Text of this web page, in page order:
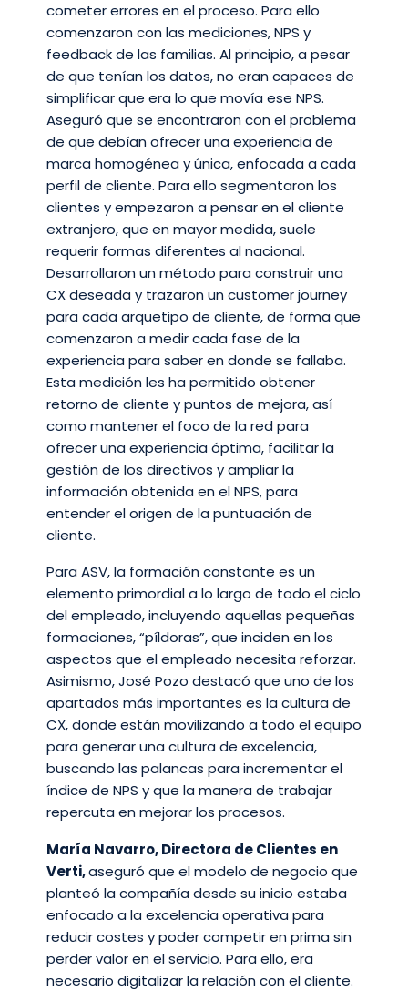
cometer errores en el proceso. Para ello
comenzaron con las mediciones, NPS y
feedback de las familias. Al principio, a pesar
de que tenían los datos, no eran capaces de
simplificar que era lo que movía ese NPS.
Aseguró que se encontraron con el problema
de que debían ofrecer una experiencia de
marca homogénea y única, enfocada a cada
perfil de cliente. Para ello segmentaron los
clientes y empezaron a pensar en el cliente
extranjero, que en mayor medida, suele
requerir formas diferentes al nacional.
Desarrollaron un método para construir una
CX deseada y trazaron un customer journey
para cada arquetipo de cliente, de forma que
comenzaron a medir cada fase de la
experiencia para saber en donde se fallaba.
Esta medición les ha permitido obtener
retorno de cliente y puntos de mejora, así
como mantener el foco de la red para
ofrecer una experiencia óptima, facilitar la
gestión de los directivos y ampliar la
información obtenida en el NPS, para
entender el origen de la puntuación de
cliente.
Para ASV, la formación constante es un
elemento primordial a lo largo de todo el ciclo
del empleado, incluyendo aquellas pequeñas
formaciones, “píldoras”, que inciden en los
aspectos que el empleado necesita reforzar.
Asimismo, José Pozo destacó que uno de los
apartados más importantes es la cultura de
CX, donde están movilizando a todo el equipo
para generar una cultura de excelencia,
buscando las palancas para incrementar el
índice de NPS y que la manera de trabajar
repercuta en mejorar los procesos.
María Navarro, Directora de Clientes en
Verti,aseguró que el modelo de negocio que
planteó la compañía desde su inicio estaba
enfocado a la excelencia operativa para
reducir costes y poder competir en prima sin
perder valor en el servicio. Para ello, era
necesario digitalizar la relación con el cliente.